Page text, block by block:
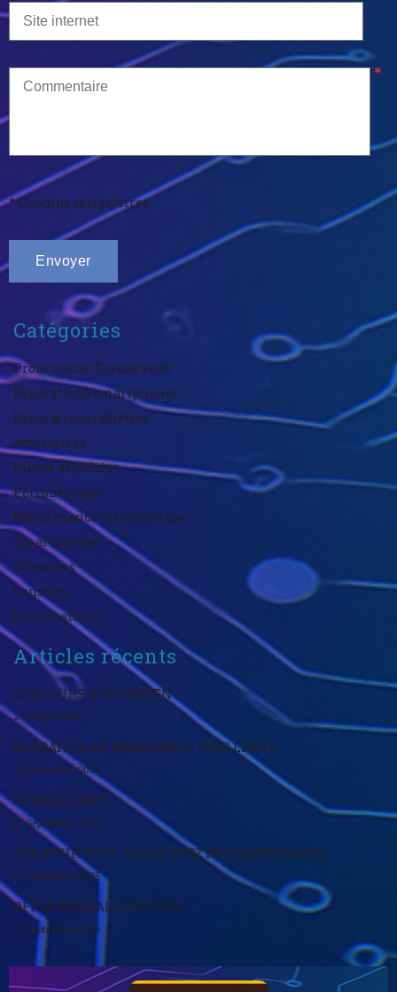
* Champs obligatoires
Catégories
Promotions/Exclusivités
Réparations smartphones
Réparations tablettes
Accessoires
Pièces détachées
Périphériques
Maintenance informatique
Smartphones
Occasions
Consoles
Informations
Articles récents
CONCOURS HALLOWEEN
2 Octobre 2025
MIGRATION DE WINDOWS 10 VERS LINUX
24 Septembre 2025
BON CADEAUX
19 Septembre 2025
-10% POUR TOUT ACHAT CHEZ NOS PARTENAIRES
13 Septembre 2025
OFFRE SPÉCIALE RENTRÉE
13 Septembre 2025